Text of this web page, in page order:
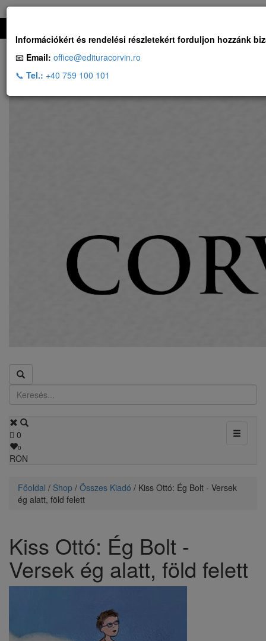
Toggle
0
0
RON
Főoldal / Shop / Összes Kiadó / Kiss Ottó: Ég Bolt - Versek
ég alatt, föld felett
Kiss Ottó: Ég Bolt -
Versek ég alatt, föld felett
Információkért és rendelési részletekért forduljon hozzánk
📧 Email: office@edituracorvin.ro
📞 Tel.: +40 759 100 101